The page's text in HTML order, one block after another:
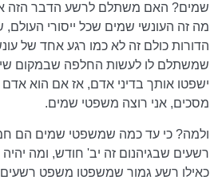
שמים? האם משתלם לרשע הדבר הזה או
מה זה העונשי שמים שכל ייסורי העולם,
הדורות כולם זה לא כמו רגע אחד של
שמשתלם לו לעשות החלפה שבמקום
ישפטו אותך בדיני אדם, אז אם הוא אדם
מסכים, אני רוצה משפטי שמים.
ולמה? כי עד כמה שמשפטי שמים הם
רשעים שבגיהנום זה יב' חודש, ומה
כאילו רשע גמור שמשפטו משפט רשעים